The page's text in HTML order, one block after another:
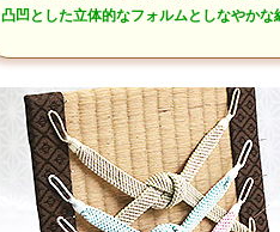
凸凹とした立体的なフォルムとしなやかな